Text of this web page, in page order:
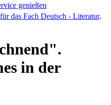
genießen
das Fach Deutsch - Literatur,
in der